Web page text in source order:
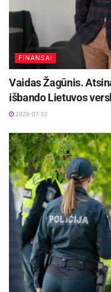
FINANSAI
Vaidas Žagūnis.
išbando Lietuvos
2026-07-22